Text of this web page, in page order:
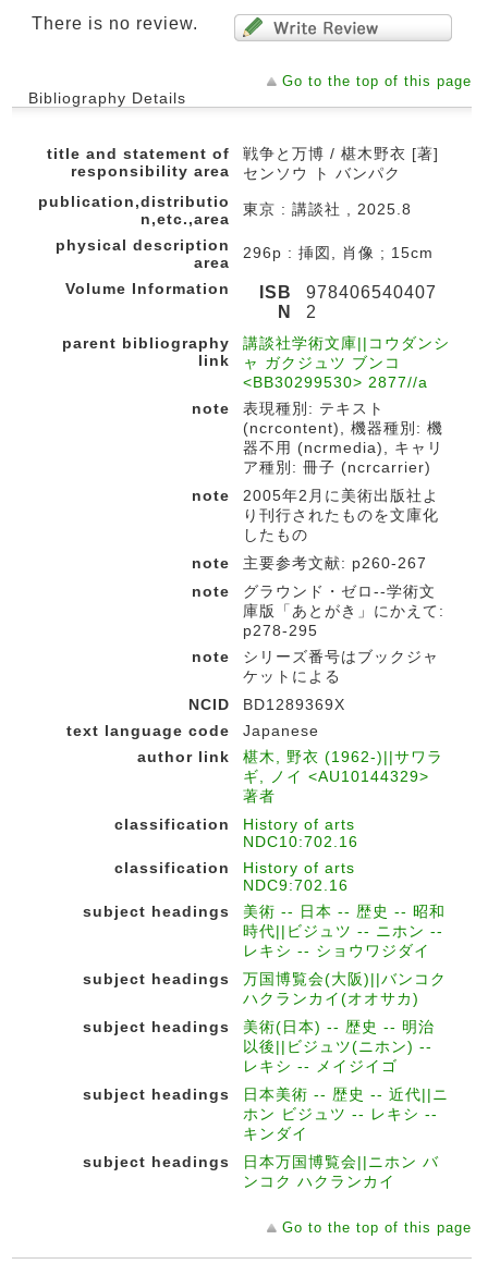
There is no review.
Go to the top of this page
Bibliography Details
title and statement of
responsibility area
戦争と万博 / 椹木野衣 [著]
センソウ ト バンパク
publication,distributio
n,etc.,area
東京 : 講談社 , 2025.8
physical description
area
296p : 挿図, 肖像 ; 15cm
Volume Information
ISB
N
978406540407
2
parent bibliography
link
講談社学術文庫||コウダンシ
ャ ガクジュツ ブンコ
<BB30299530> 2877//a
note
表現種別: テキスト
(ncrcontent), 機器種別: 機
器不用 (ncrmedia), キャリ
ア種別: 冊子 (ncrcarrier)
note
2005年2月に美術出版社よ
り刊行されたものを文庫化
したもの
note
主要参考文献: p260-267
note
グラウンド・ゼロ--学術文
庫版「あとがき」にかえて:
p278-295
note
シリーズ番号はブックジャ
ケットによる
NCID
BD1289369X
text language code
Japanese
author link
椹木, 野衣 (1962-)||サワラ
ギ, ノイ <AU10144329>
著者
classification
History of arts
NDC10:702.16
classification
History of arts
NDC9:702.16
subject headings
美術 -- 日本 -- 歴史 -- 昭和
時代||ビジュツ -- ニホン --
レキシ -- ショウワジダイ
subject headings
万国博覧会(大阪)||バンコク
ハクランカイ(オオサカ)
subject headings
美術(日本) -- 歴史 -- 明治
以後||ビジュツ(ニホン) --
レキシ -- メイジイゴ
subject headings
日本美術 -- 歴史 -- 近代||ニ
ホン ビジュツ -- レキシ --
キンダイ
subject headings
日本万国博覧会||ニホン バ
ンコク ハクランカイ
Go to the top of this page